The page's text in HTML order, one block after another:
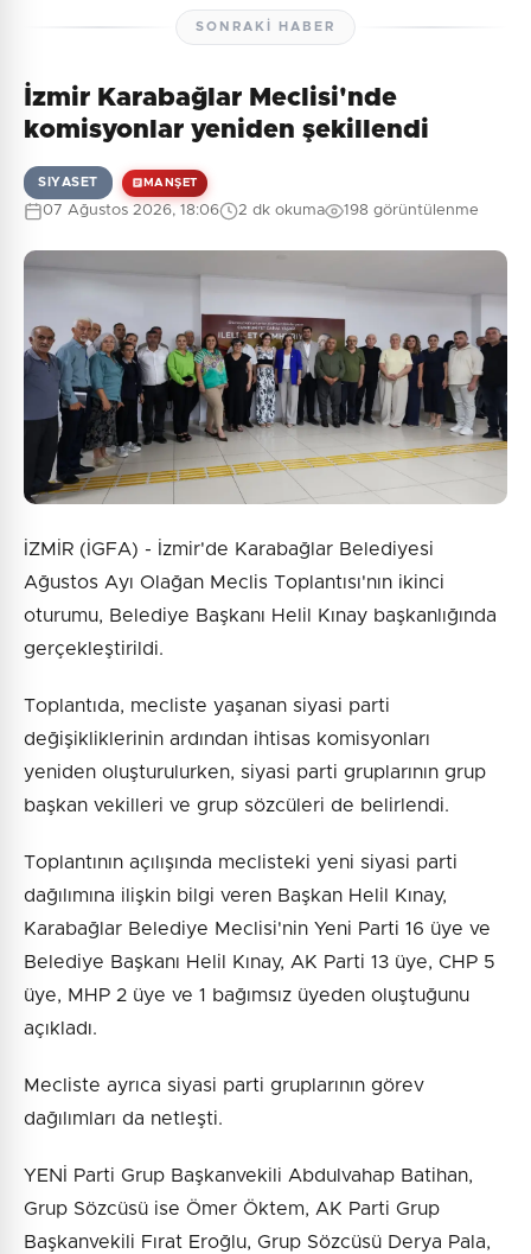
Gönder
Henüz yorum yapılmamış. İlk yorumu siz yapın!
SONRAKI HABER
İzmir Karabağlar Meclisi'nde
komisyonlar yeniden şekillendi
SIYASET MANŞET
07 Ağustos 2026, 18:06 2 dk okuma 198 görüntülenme
İZMİR (İGFA) - İzmir'de Karabağlar Belediyesi
Ağustos Ayı Olağan Meclis Toplantısı'nın ikinci
oturumu, Belediye Başkanı Helil Kınay başkanlığında
gerçekleştirildi.
Toplantıda, mecliste yaşanan siyasi parti
değişikliklerinin ardından ihtisas komisyonları
yeniden oluşturulurken, siyasi parti gruplarının grup
başkan vekilleri ve grup sözcüleri de belirlendi.
Toplantının açılışında meclisteki yeni siyasi parti
dağılımına ilişkin bilgi veren Başkan Helil Kınay,
Karabağlar Belediye Meclisi'nin Yeni Parti 16 üye ve
Belediye Başkanı Helil Kınay, AK Parti 13 üye, CHP 5
üye, MHP 2 üye ve 1 bağımsız üyeden oluştuğunu
açıkladı.
Mecliste ayrıca siyasi parti gruplarının görev
dağılımları da netleşti.
YENİ Parti Grup Başkanvekili Abdulvahap Batihan,
Grup Sözcüsü ise Ömer Öktem, AK Parti Grup
Başkanvekili Fırat Eroğlu, Grup Sözcüsü Derya Pala,